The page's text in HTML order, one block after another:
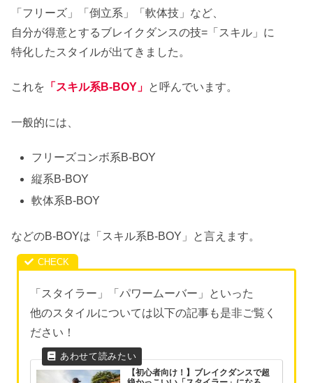
「フリーズ」「倒立系」「軟体技」など、
自分が得意とするブレイクダンスの技=「スキル」に
特化したスタイルが出てきました。
これを 「スキル系B-BOY」 と呼んでいます。
一般的には、
フリーズコンボ系B-BOY
縦系B-BOY
軟体系B-BOY
などのB-BOYは「スキル系B-BOY」と言えます。
「スタイラー」「パワームーバー」といった
他のスタイルについては以下の記事も是非ご覧く
ださい！
【初心者向け！】ブレイクダンスで超